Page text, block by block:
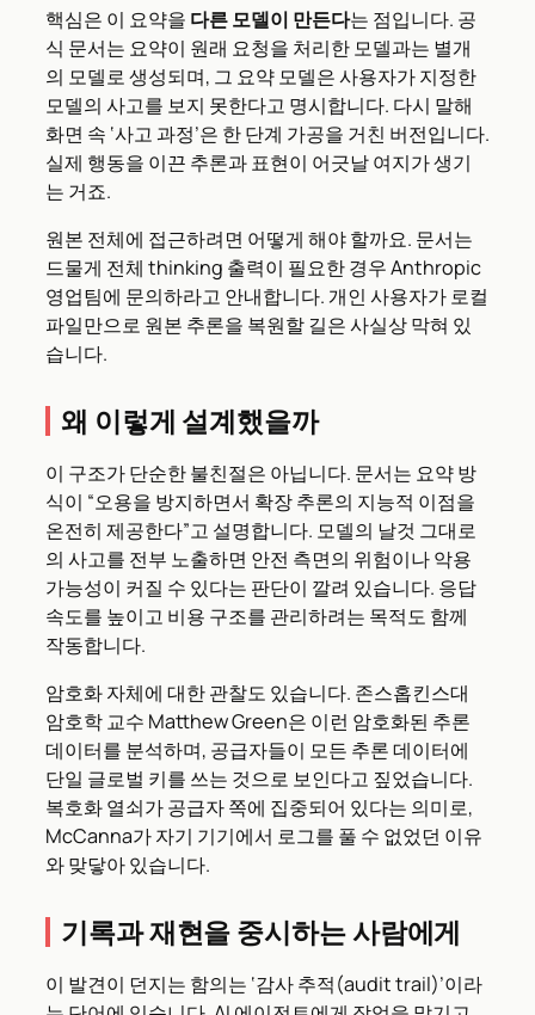
핵심은 이 요약을 다른 모델이 만든다는 점입니다. 공
식 문서는 요약이 원래 요청을 처리한 모델과는 별개
의 모델로 생성되며, 그 요약 모델은 사용자가 지정한
모델의 사고를 보지 못한다고 명시합니다. 다시 말해
화면 속 ‘사고 과정’은 한 단계 가공을 거친 버전입니다.
실제 행동을 이끈 추론과 표현이 어긋날 여지가 생기
는 거죠.
원본 전체에 접근하려면 어떻게 해야 할까요. 문서는
드물게 전체 thinking 출력이 필요한 경우 Anthropic
영업팀에 문의하라고 안내합니다. 개인 사용자가 로컬
파일만으로 원본 추론을 복원할 길은 사실상 막혀 있
습니다.
왜 이렇게 설계했을까
이 구조가 단순한 불친절은 아닙니다. 문서는 요약 방
식이 “오용을 방지하면서 확장 추론의 지능적 이점을
온전히 제공한다”고 설명합니다. 모델의 날것 그대로
의 사고를 전부 노출하면 안전 측면의 위험이나 악용
가능성이 커질 수 있다는 판단이 깔려 있습니다. 응답
속도를 높이고 비용 구조를 관리하려는 목적도 함께
작동합니다.
암호화 자체에 대한 관찰도 있습니다. 존스홉킨스대
암호학 교수 Matthew Green은 이런 암호화된 추론
데이터를 분석하며, 공급자들이 모든 추론 데이터에
단일 글로벌 키를 쓰는 것으로 보인다고 짚었습니다.
복호화 열쇠가 공급자 쪽에 집중되어 있다는 의미로,
McCanna가 자기 기기에서 로그를 풀 수 없었던 이유
와 맞닿아 있습니다.
기록과 재현을 중시하는 사람에게
이 발견이 던지는 함의는 ‘감사 추적(audit trail)’이라